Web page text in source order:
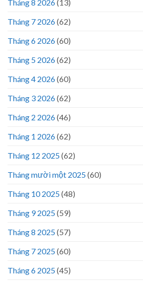
Tháng 8 2026(13)
Tháng 7 2026(62)
Tháng 6 2026(60)
Tháng 5 2026(62)
Tháng 4 2026(60)
Tháng 3 2026(62)
Tháng 2 2026(46)
Tháng 1 2026(62)
Tháng 12 2025(62)
Tháng mười một 2025(60)
Tháng 10 2025(48)
Tháng 9 2025(59)
Tháng 8 2025(57)
Tháng 7 2025(60)
Tháng 6 2025(45)